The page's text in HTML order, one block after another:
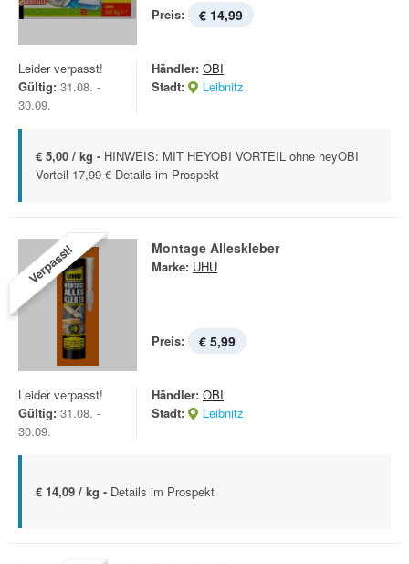
Preis: € 14,99
Leider verpasst!
Gültig: 31.08. -
30.09.
Händler: OBI
Stadt:
Leibnitz
€ 5,00 / kg - HINWEIS: MIT HEYOBI VORTEIL ohne heyOBI
Vorteil 17,99 € Details im Prospekt
Verpasst! Montage Alleskleber
Marke: UHU
Preis: € 5,99
Leider verpasst!
Gültig: 31.08. -
30.09.
Händler: OBI
Stadt:
Leibnitz
€ 14,09 / kg - Details im Prospekt